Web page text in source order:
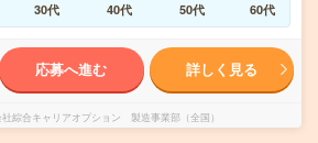
30代 40代 50代 60代
応募へ進む 詳しく見る
綜合キャリアオプション 製造事業部（全国）